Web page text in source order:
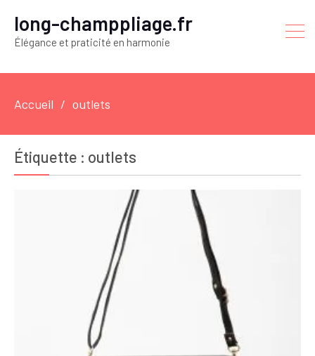
long-champpliage.fr
Élégance et praticité en harmonie
Accueil outlets
Étiquette : outlets